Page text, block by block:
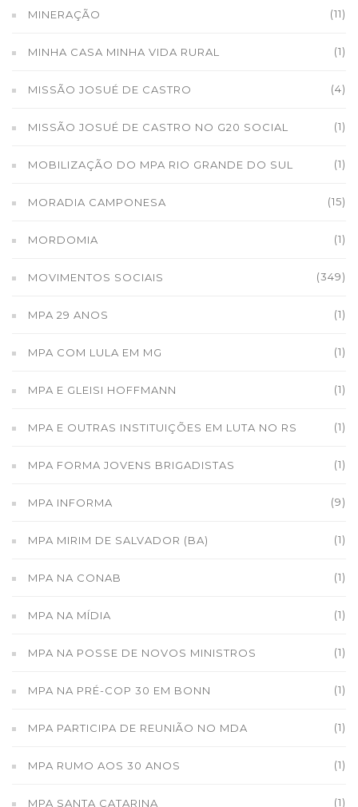
MINERAÇÃO (11)
MINHA CASA MINHA VIDA RURAL (1)
MISSÃO JOSUÉ DE CASTRO (4)
MISSÃO JOSUÉ DE CASTRO NO G20 SOCIAL (1)
MOBILIZAÇÃO DO MPA RIO GRANDE DO SUL (1)
MORADIA CAMPONESA (15)
MORDOMIA (1)
MOVIMENTOS SOCIAIS (349)
MPA 29 ANOS (1)
MPA COM LULA EM MG (1)
MPA E GLEISI HOFFMANN (1)
MPA E OUTRAS INSTITUIÇÕES EM LUTA NO RS (1)
MPA FORMA JOVENS BRIGADISTAS (1)
MPA INFORMA (9)
MPA MIRIM DE SALVADOR (BA) (1)
MPA NA CONAB (1)
MPA NA MÍDIA (1)
MPA NA POSSE DE NOVOS MINISTROS (1)
MPA NA PRÉ-COP 30 EM BONN (1)
MPA PARTICIPA DE REUNIÃO NO MDA (1)
MPA RUMO AOS 30 ANOS (1)
MPA SANTA CATARINA (1)